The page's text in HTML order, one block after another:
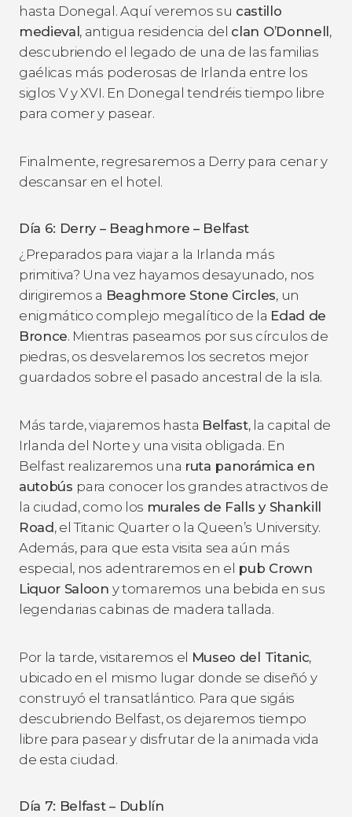
hasta Donegal. Aquí veremos su castillo
medieval , antigua residencia del clan O’Donnell ,
descubriendo el legado de una de las familias
gaélicas más poderosas de Irlanda entre los
siglos V y XVI. En Donegal tendréis tiempo libre
para comer y pasear.
Finalmente, regresaremos a Derry para cenar y
descansar en el hotel.
Día 6: Derry – Beaghmore – Belfast
¿Preparados para viajar a la Irlanda más
primitiva? Una vez hayamos desayunado, nos
dirigiremos a Beaghmore Stone Circles, un
enigmático complejo megalítico de la Edad de
Bronce. Mientras paseamos por sus círculos de
piedras, os desvelaremos los secretos mejor
guardados sobre el pasado ancestral de la isla.
Más tarde, viajaremos hasta Belfast, la capital de
Irlanda del Norte y una visita obligada. En
Belfast realizaremos una ruta panorámica en
autobús para conocer los grandes atractivos de
la ciudad, como los murales de Falls y Shankill
Road , el Titanic Quarter o la Queen’s University.
Además, para que esta visita sea aún más
especial, nos adentraremos en el pub Crown
Liquor Saloon y tomaremos una bebida en sus
legendarias cabinas de madera tallada.
Por la tarde, visitaremos el Museo del Titanic,
ubicado en el mismo lugar donde se diseñó y
construyó el transatlántico. Para que sigáis
descubriendo Belfast, os dejaremos tiempo
libre para pasear y disfrutar de la animada vida
de esta ciudad.
Día 7: Belfast – Dublín